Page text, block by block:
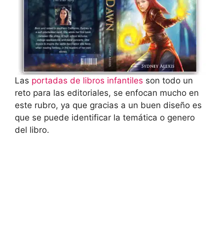
Las portadas de libros infantiles son todo un
reto para las editoriales, se enfocan mucho en
este rubro, ya que gracias a un buen diseño es
que se puede identificar la temática o genero
del libro.